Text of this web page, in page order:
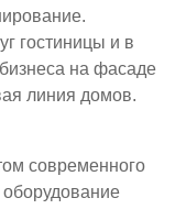
гостиницы и в
на фасаде
линия домов.
современного